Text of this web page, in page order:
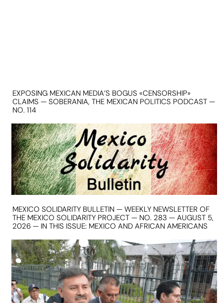
EXPOSING MEXICAN MEDIA’S BOGUS «CENSORSHIP»
CLAIMS — SOBERANIA, THE MEXICAN POLITICS PODCAST —
NO. 114
MEXICO SOLIDARITY BULLETIN — WEEKLY NEWSLETTER OF
THE MEXICO SOLIDARITY PROJECT — NO. 283 — AUGUST 5,
2026 — IN THIS ISSUE: MEXICO AND AFRICAN AMERICANS